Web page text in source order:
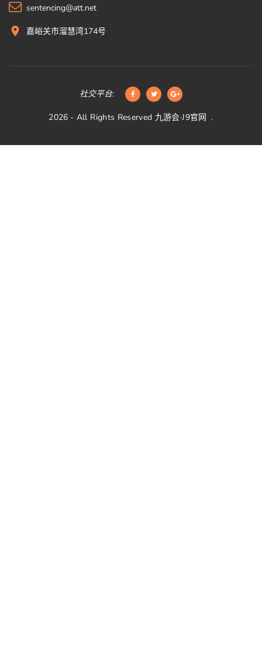
sentencing@att.net
嘉峪关市溜慧湾174号
社交平台:
2026 - All Rights Reserved 九游会·J9官网 .